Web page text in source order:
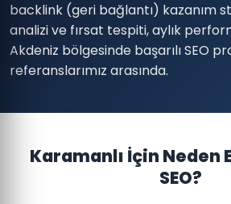
backlink (geri bağlantı) kazanım
analizi ve fırsat tespiti, aylık
Akdeniz bölgesinde başarılı SEO
referanslarımız arasında.
Karamanlı İçin Neden
SEO?